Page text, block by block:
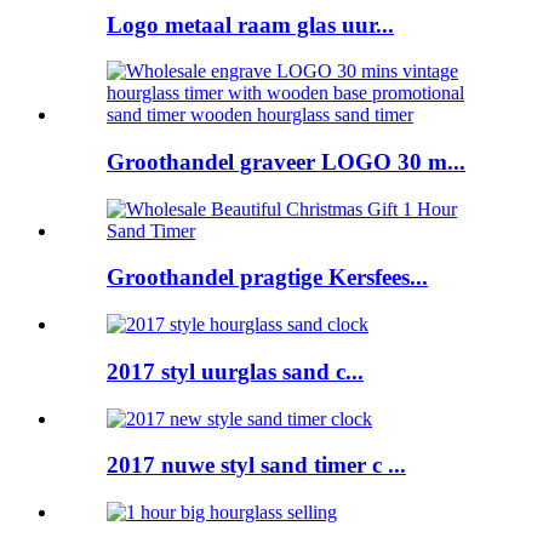
Logo metaal raam glas uur...
Groothandel graveer LOGO 30 m...
Groothandel pragtige Kersfees...
2017 styl uurglas sand c...
2017 nuwe styl sand timer c ...